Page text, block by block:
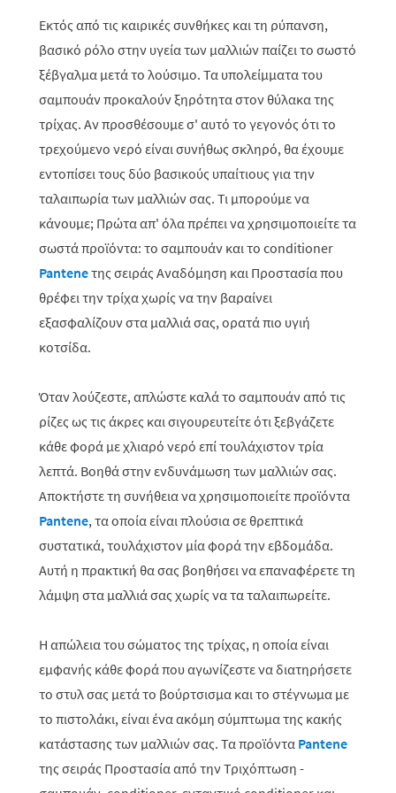
Εκτός από τις καιρικές συνθήκες και τη ρύπανση,
βασικό ρόλο στην υγεία των μαλλιών παίζει το σωστό
ξέβγαλμα μετά το λούσιμο. Τα υπολείμματα του
σαμπουάν προκαλούν ξηρότητα στον θύλακα της
τρίχας. Αν προσθέσουμε σ' αυτό το γεγονός ότι το
τρεχούμενο νερό είναι συνήθως σκληρό, θα έχουμε
εντοπίσει τους δύο βασικούς υπαίτιους για την
ταλαιπωρία των μαλλιών σας. Τι μπορούμε να
κάνουμε; Πρώτα απ' όλα πρέπει να χρησιμοποιείτε τα
σωστά προϊόντα: το σαμπουάν και το conditioner
Panteneτης σειράς Αναδόμηση και Προστασία που
θρέφει την τρίχα χωρίς να την βαραίνει
εξασφαλίζουν στα μαλλιά σας, ορατά πιο υγιή
κοτσίδα.
Όταν λούζεστε, απλώστε καλά το σαμπουάν από τις
ρίζες ως τις άκρες και σιγουρευτείτε ότι ξεβγάζετε
κάθε φορά με χλιαρό νερό επί τουλάχιστον τρία
λεπτά. Βοηθά στην ενδυνάμωση των μαλλιών σας.
Αποκτήστε τη συνήθεια να χρησιμοποιείτε προϊόντα
Pantene, τα οποία είναι πλούσια σε θρεπτικά
συστατικά, τουλάχιστον μία φορά την εβδομάδα.
Αυτή η πρακτική θα σας βοηθήσει να επαναφέρετε τη
λάμψη στα μαλλιά σας χωρίς να τα ταλαιπωρείτε.
Η απώλεια του σώματος της τρίχας, η οποία είναι
εμφανής κάθε φορά που αγωνίζεστε να διατηρήσετε
το στυλ σας μετά το βούρτσισμα και το στέγνωμα με
το πιστολάκι, είναι ένα ακόμη σύμπτωμα της κακής
κατάστασης των μαλλιών σας. Τα προϊόντα Pantene
της σειράς Προστασία από την Τριχόπτωση -